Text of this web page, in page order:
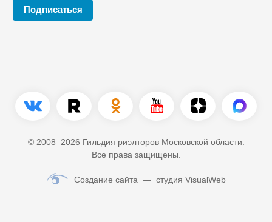
Подписаться
© 2008–2026 Гильдия риэлторов Московской области.
Все права защищены.
Создание сайта — студия VisualWeb